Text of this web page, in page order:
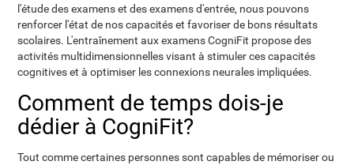
l'étude des examens et des examens d'entrée, nous pouvons
renforcer l'état de nos capacités et favoriser de bons résultats
scolaires. L'entraînement aux examens CogniFit propose des
activités multidimensionnelles visant à stimuler ces capacités
cognitives et à optimiser les connexions neurales impliquées.
Comment de temps dois-je
dédier à CogniFit?
Tout comme certaines personnes sont capables de mémoriser ou